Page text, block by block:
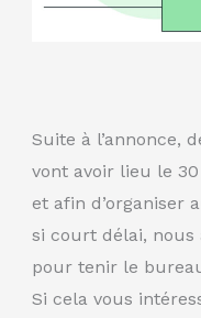
Suite à l’annonce,
vont avoir lieu le
et afin d’organiser
si court délai, nous
pour tenir le
Si cela vous